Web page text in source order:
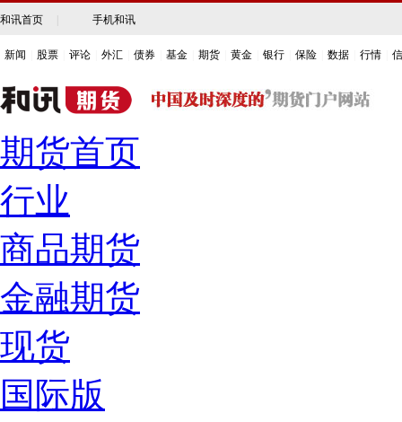
和讯首页 手机和讯
新闻 股票 评论 外汇 债券 基金 期货 黄金 银行 保险 数据 行情
期货首页
行业
商品期货
金融期货
现货
国际版